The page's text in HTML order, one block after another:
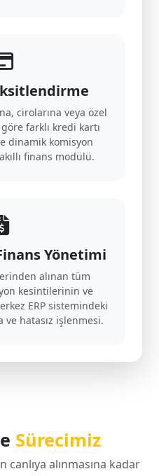
cirolarına veya özel
farklı kredi kartı
dinamik komisyon
finans modülü.
Yönetimi
alınan tüm
kesintilerinin ve
ERP sistemindeki
ve hatasız işlenmesi.
Sürecimiz
alınmasına kadar